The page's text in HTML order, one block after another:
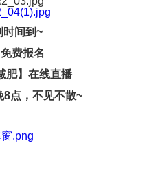
时间到~
费报名
肥】在线直播
8点，不见不散~